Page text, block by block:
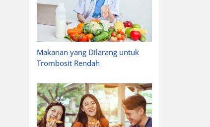
Makanan yang Dilarang untuk
Trombosit Rendah